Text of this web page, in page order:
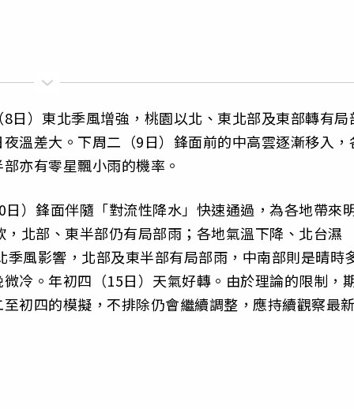
日）東北季風增強，桃園以北、東北部及東部轉有局
溫差大。下周二（9日）鋒面前的中高雲逐漸移入，
亦有零星飄小雨的機率。
）鋒面伴隨「對流性降水」快速通過，為各地帶來
北部、東半部仍有局部雨；各地氣溫下降、北台濕
風影響，北部及東半部有局部雨，中南部則是晴時
冷。年初四（15日）天氣好轉。由於理論的限制，
初四的模擬，不排除仍會繼續調整，應持續觀察最新